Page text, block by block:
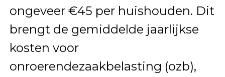
ongeveer €45 per huishouden. Dit
brengt de gemiddelde jaarlijkse
kosten voor
onroerendezaakbelasting (ozb),